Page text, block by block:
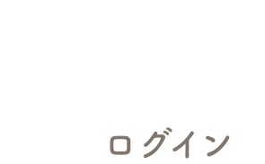
ログイン